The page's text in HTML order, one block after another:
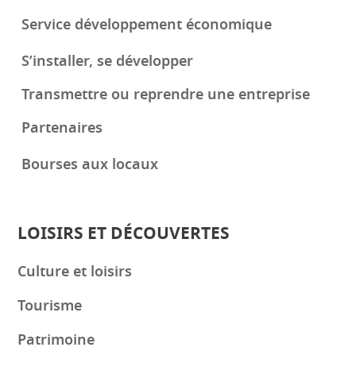
Service développement économique
S’installer, se développer
Transmettre ou reprendre une entreprise
Partenaires
Bourses aux locaux
LOISIRS ET DÉCOUVERTES
Culture et loisirs
Tourisme
Patrimoine